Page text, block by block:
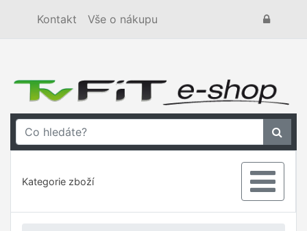
Kontakt Vše o nákupu
Kategorie zboží